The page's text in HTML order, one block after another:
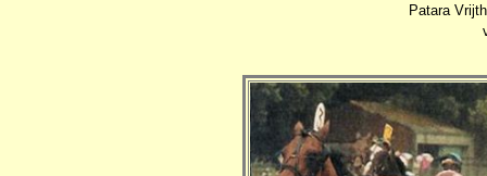
Patara